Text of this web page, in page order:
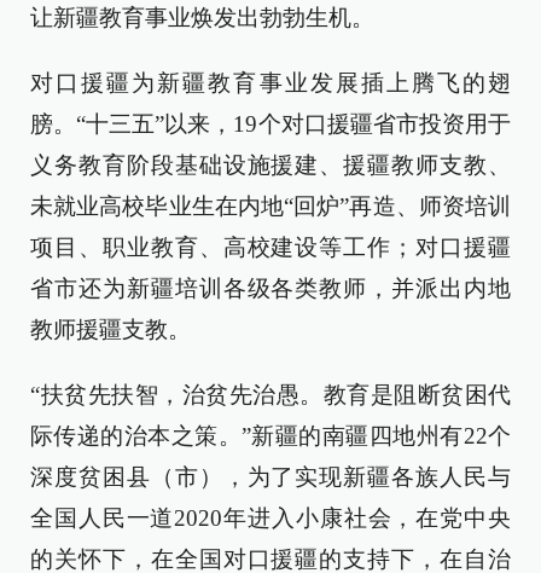
让新疆教育事业焕发出勃勃生机。
对口援疆为新疆教育事业发展插上腾飞的翅
膀。“十三五”以来，19个对口援疆省市投资用于
义务教育阶段基础设施援建、援疆教师支教、
未就业高校毕业生在内地“回炉”再造、师资培训
项目、职业教育、高校建设等工作；对口援疆
省市还为新疆培训各级各类教师，并派出内地
教师援疆支教。
“扶贫先扶智，治贫先治愚。教育是阻断贫困代
际传递的治本之策。”新疆的南疆四地州有22个
深度贫困县（市），为了实现新疆各族人民与
全国人民一道2020年进入小康社会，在党中央
的关怀下，在全国对口援疆的支持下，在自治